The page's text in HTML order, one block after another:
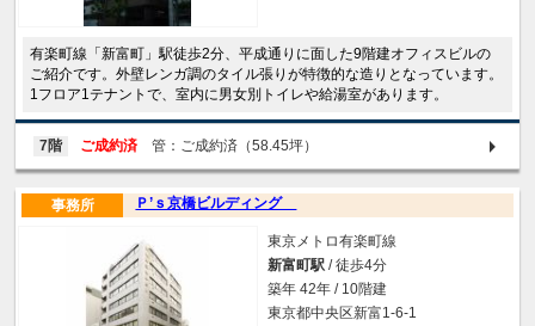
有楽町線「新富町」駅徒歩2分、平成通りに面した9階建オフィスビルの
ご紹介です。外壁レンガ調のタイル張りが特徴的な造りとなっています。
1フロア1テナントで、室内に男女別トイレや給湯室があります。
7階 ご成約済 管：ご成約済（58.45坪）
Ｐ’ｓ京橋ビルディング
事務所
東京メトロ有楽町線
新富町駅 / 徒歩4分
築年 42年 / 10階建
東京都中央区新富1-6-1